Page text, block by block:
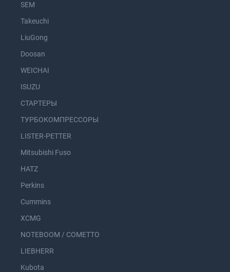
SEM
Takeuchi
LiuGong
Doosan
WEICHAI
ISUZU
СТАРТЕРЫ
ТУРБОКОМПРЕССОРЫ
LISTER-PETTER
Mitsubishi Fuso
HATZ
Perkins
Cummins
XCMG
NOTEBOOM / COMETTO
LIEBHERR
Kubota